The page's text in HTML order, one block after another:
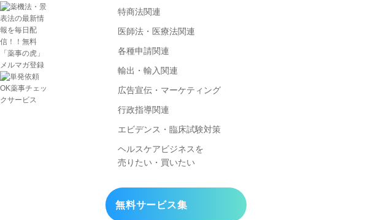
特商法関連
医師法・医療法関連
各種申請関連
輸出・輸入関連
広告宣伝・マーケティング
行政指導関連
エビデンス・臨床試験対策
ヘルスケアビジネスを
売りたい・買いたい
無料サービス集